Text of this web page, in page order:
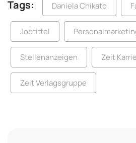
Tags: Daniela Chikato
Jobtittel
Stellenanzeigen Zeit
Zeit Verlagsgruppe